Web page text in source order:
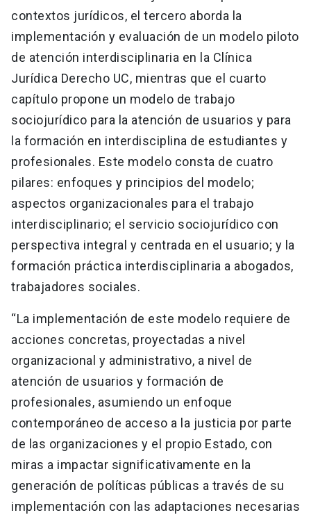
contextos jurídicos, el tercero aborda la
implementación y evaluación de un modelo piloto
de atención interdisciplinaria en la Clínica
Jurídica Derecho UC, mientras que el cuarto
capítulo propone un modelo de trabajo
sociojurídico para la atención de usuarios y para
la formación en interdisciplina de estudiantes y
profesionales. Este modelo consta de cuatro
pilares: enfoques y principios del modelo;
aspectos organizacionales para el trabajo
interdisciplinario; el servicio sociojurídico con
perspectiva integral y centrada en el usuario; y la
formación práctica interdisciplinaria a abogados,
trabajadores sociales.
“La implementación de este modelo requiere de
acciones concretas, proyectadas a nivel
organizacional y administrativo, a nivel de
atención de usuarios y formación de
profesionales, asumiendo un enfoque
contemporáneo de acceso a la justicia por parte
de las organizaciones y el propio Estado, con
miras a impactar significativamente en la
generación de políticas públicas a través de su
implementación con las adaptaciones necesarias